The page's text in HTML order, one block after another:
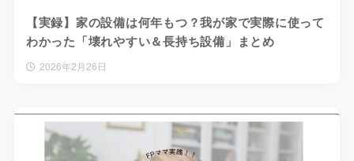
【実録】家の設備は何年もつ？我が家で実際に使って
わかった「壊れやすい＆長持ち設備」まとめ
2026年2月26日